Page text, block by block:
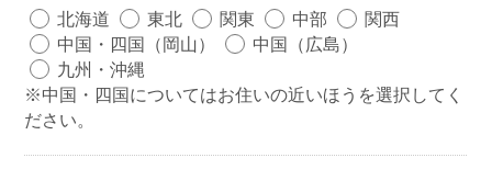
北海道 東北 関東 中部
関西
中国・四国（岡山）
中国（広島）
九州・沖縄
※中国・四国についてはお住いの近いほうを選択してく
ださい。